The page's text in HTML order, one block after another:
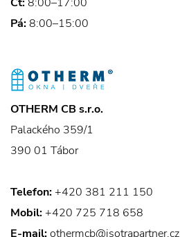
Pá:8:00–15:00
OTHERM CB s.r.o.
Palackého 359/1
390 01 Tábor
Telefon: +420 381 211 150
Mobil: +420 725 718 658
E-mail:othermcb@isotrapartner.cz